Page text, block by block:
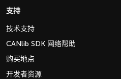
支持
技术支持
CANlib SDK 网络帮助
购买地点
开发者资源